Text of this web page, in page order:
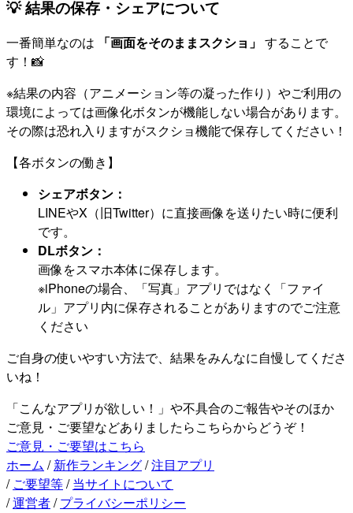
💡 結果の保存・シェアについて
一番簡単なのは 「画面をそのままスクショ」 することで
す！📸
※結果の内容（アニメーション等の凝った作り）やご利用の
環境によっては画像化ボタンが機能しない場合があります。
その際は恐れ入りますがスクショ機能で保存してください！
【各ボタンの働き】
シェアボタン：
LINEやX（旧Twitter）に直接画像を送りたい時に便利
です。
DLボタン：
画像をスマホ本体に保存します。
※iPhoneの場合、「写真」アプリではなく「ファイ
ル」アプリ内に保存されることがありますのでご注意
ください
ご自身の使いやすい方法で、結果をみんなに自慢してくださ
いね！
「こんなアプリが欲しい！」や不具合のご報告やそのほか
ご意見・ご要望などありましたらこちらからどうぞ！
ご意見・ご要望はこちら
ホーム / 新作ランキング/注目アプリ
/ ご要望等/ 当サイトについて
/運営者/ プライバシーポリシー